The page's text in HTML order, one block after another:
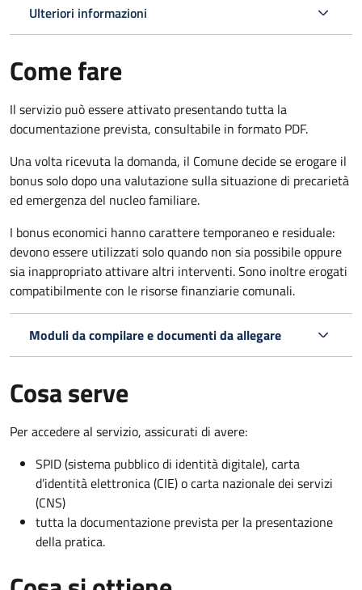
Ulteriori informazioni
Come fare
Il servizio può essere attivato presentando tutta la
documentazione prevista, consultabile in formato PDF.
Una volta ricevuta la domanda, il Comune decide se erogare il
bonus solo dopo una valutazione sulla situazione di precarietà
ed emergenza del nucleo familiare.
I bonus economici hanno carattere temporaneo e residuale:
devono essere utilizzati solo quando non sia possibile oppure
sia inappropriato attivare altri interventi. Sono inoltre erogati
compatibilmente con le risorse finanziarie comunali.
Moduli da compilare e documenti da allegare
Cosa serve
Per accedere al servizio, assicurati di avere:
SPID (sistema pubblico di identità digitale), carta
d’identità elettronica (CIE) o carta nazionale dei servizi
(CNS)
tutta la documentazione prevista per la presentazione
della pratica.